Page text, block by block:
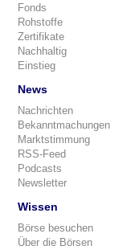
Fonds
Rohstoffe
Zertifikate
Nachhaltig
Einstieg
News
Nachrichten
Bekanntmachungen
Marktstimmung
RSS-Feed
Podcasts
Newsletter
Wissen
Börse besuchen
Über die Börsen